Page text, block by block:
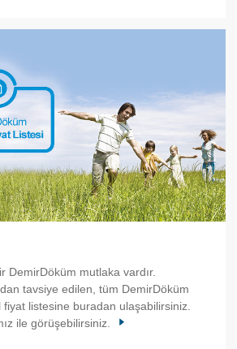
DemirDöküm mutlaka vardır.
tavsiye edilen, tüm DemirDöküm
listesine buradan ulaşabilirsiniz.
ile görüşebilirsiniz.